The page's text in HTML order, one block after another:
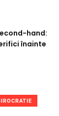
hand:
înainte